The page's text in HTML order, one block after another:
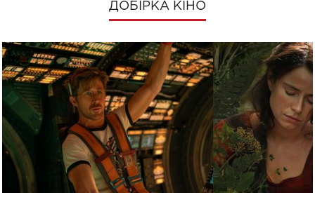
ДОБІРКА КІНО